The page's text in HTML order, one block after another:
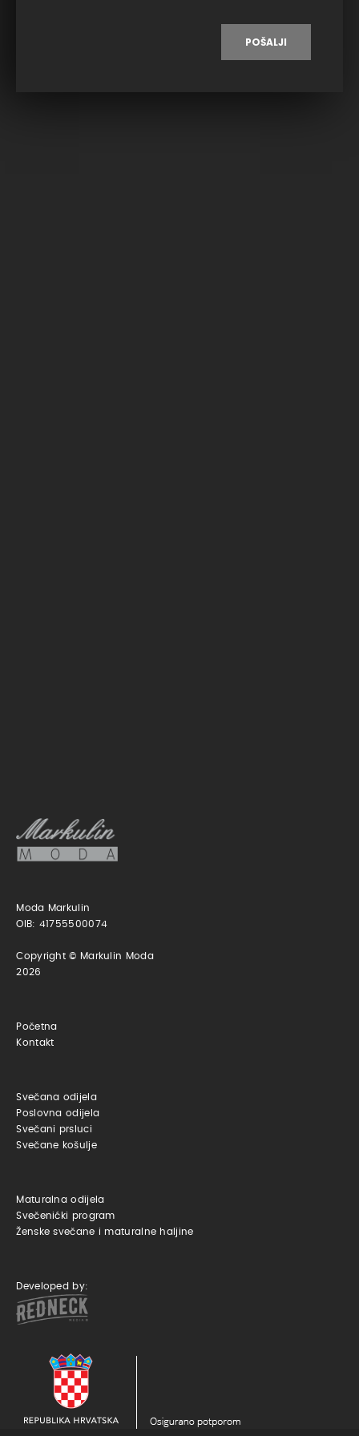
Moda Markulin
OIB: 41755500074
Copyright © Markulin Moda
2026
Početna
Kontakt
Svečana odijela
Poslovna odijela
Svečani prsluci
Svečane košulje
Maturalna odijela
Svečenićki program
Ženske svečane i maturalne haljine
Developed by: